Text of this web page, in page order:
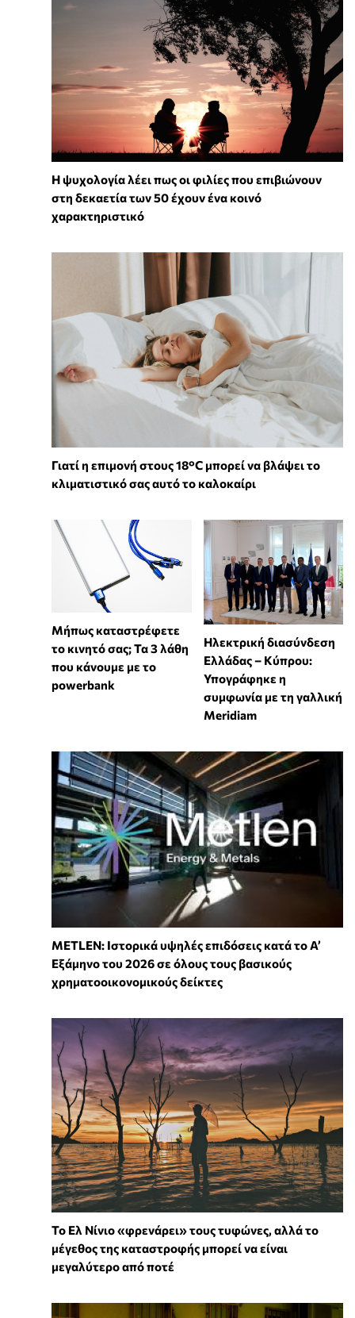
⁠Η ψυχολογία λέει πως οι φιλίες που επιβιώνουν
στη δεκαετία των 50 έχουν ένα κοινό
χαρακτηριστικό
Γιατί η επιμονή στους 18°C μπορεί να βλάψει το
κλιματιστικό σας αυτό το καλοκαίρι
Μήπως καταστρέφετε
το κινητό σας; Τα 3 λάθη
που κάνουμε με το
powerbank
Ηλεκτρική διασύνδεση
Ελλάδας – Κύπρου:
Υπογράφηκε η
συμφωνία με τη γαλλική
Meridiam
METLEN: Ιστορικά υψηλές επιδόσεις κατά το Α’
Εξάμηνο του 2026 σε όλους τους βασικούς
χρηματοοικονομικούς δείκτες
Το Ελ Νίνιο «φρενάρει» τους τυφώνες, αλλά το
μέγεθος της καταστροφής μπορεί να είναι
μεγαλύτερο από ποτέ